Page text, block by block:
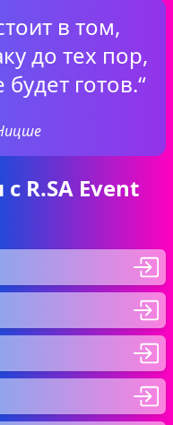
в том,
до тех пор,
готов.“
R.SA Event